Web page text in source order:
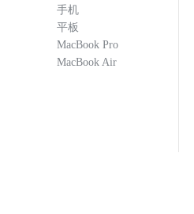
手机
平板
MacBook Pro
MacBook Air